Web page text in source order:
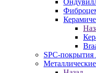
SPC-покрытия